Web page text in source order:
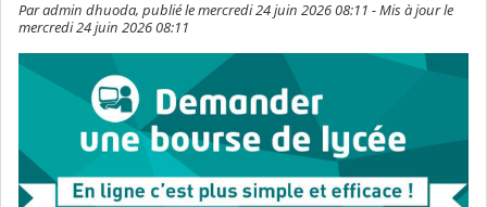
Par admin dhuoda, publié le mercredi 24 juin 2026 08:11 - Mis à jour le
mercredi 24 juin 2026 08:11